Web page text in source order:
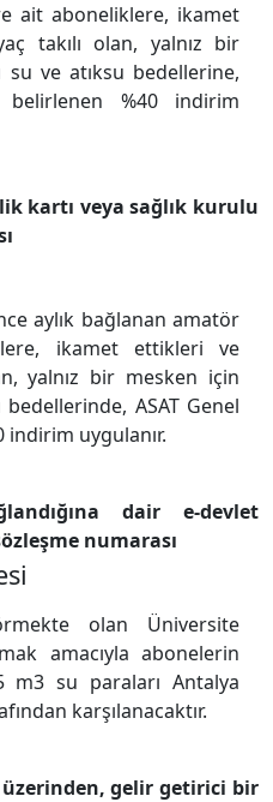
ait aboneliklere, ikamet
takılı olan, yalnız bir
su ve atıksu bedellerine,
belirlenen %40 indirim
kartı veya sağlık kurulu
aylık bağlanan amatör
ikamet ettikleri ve
yalnız bir mesken için
ASAT Genel
indirim uygulanır.
dair e-devlet
numarası
olan Üniversite
amacıyla abonelerin
m3 su paraları Antalya
karşılanacaktır.
gelir getirici bir